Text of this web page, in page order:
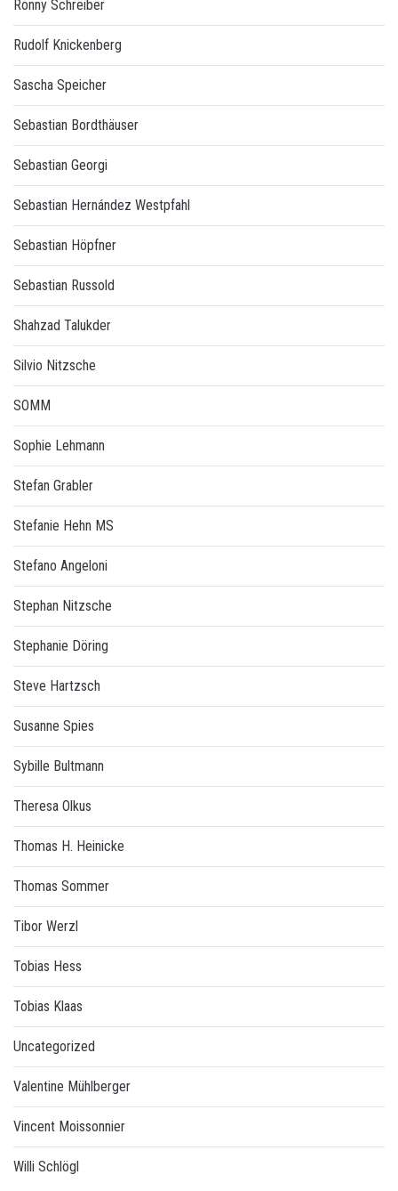
Ronny Schreiber
Rudolf Knickenberg
Sascha Speicher
Sebastian Bordthäuser
Sebastian Georgi
Sebastian Hernández Westpfahl
Sebastian Höpfner
Sebastian Russold
Shahzad Talukder
Silvio Nitzsche
SOMM
Sophie Lehmann
Stefan Grabler
Stefanie Hehn MS
Stefano Angeloni
Stephan Nitzsche
Stephanie Döring
Steve Hartzsch
Susanne Spies
Sybille Bultmann
Theresa Olkus
Thomas H. Heinicke
Thomas Sommer
Tibor Werzl
Tobias Hess
Tobias Klaas
Uncategorized
Valentine Mühlberger
Vincent Moissonnier
Willi Schlögl